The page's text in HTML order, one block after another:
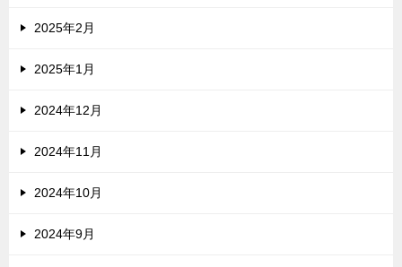
2025年2月
2025年1月
2024年12月
2024年11月
2024年10月
2024年9月